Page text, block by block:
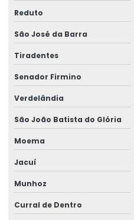
Reduto
São José da Barra
Tiradentes
Senador Firmino
Verdelândia
São João Batista do Glória
Moema
Jacuí
Munhoz
Curral de Dentro